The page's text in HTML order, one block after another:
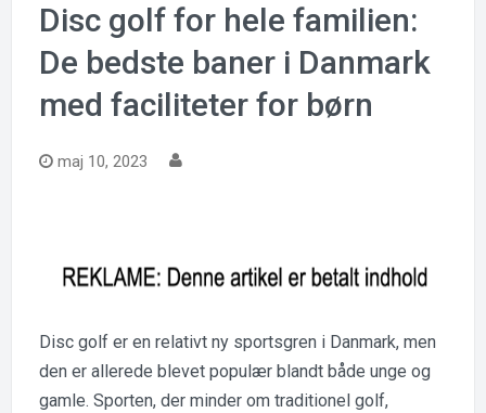
Disc golf for hele familien:
De bedste baner i Danmark
med faciliteter for børn
maj 10, 2023
Disc golf er en relativt ny sportsgren i Danmark, men
den er allerede blevet populær blandt både unge og
gamle. Sporten, der minder om traditionel golf,